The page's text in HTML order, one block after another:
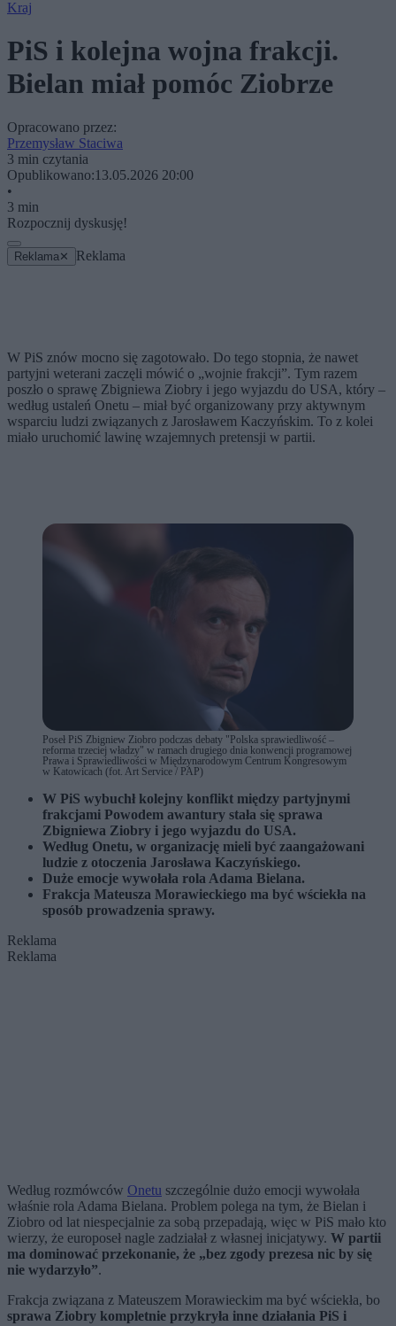
Kraj
PiS i kolejna wojna frakcji.
Bielan miał pomóc Ziobrze
Opracowano przez:
Przemysław Staciwa
3 min czytania
Opublikowano:13.05.2026 20:00
•
3 min
Rozpocznij dyskusję!
Reklama ✕ Reklama
W PiS znów mocno się zagotowało. Do tego stopnia, że nawet
partyjni weterani zaczęli mówić o „wojnie frakcji”. Tym razem
poszło o sprawę Zbigniewa Ziobry i jego wyjazdu do USA, który –
według ustaleń Onetu – miał być organizowany przy aktywnym
wsparciu ludzi związanych z Jarosławem Kaczyńskim. To z kolei
miało uruchomić lawinę wzajemnych pretensji w partii.
Poseł PiS Zbigniew Ziobro podczas debaty "Polska sprawiedliwość –
reforma trzeciej władzy" w ramach drugiego dnia konwencji programowej
Prawa i Sprawiedliwości w Międzynarodowym Centrum Kongresowym
w Katowicach (fot. Art Service / PAP)
W PiS wybuchł kolejny konflikt między partyjnymi
frakcjami Powodem awantury stała się sprawa
Zbigniewa Ziobry i jego wyjazdu do USA.
Według Onetu, w organizację mieli być zaangażowani
ludzie z otoczenia Jarosława Kaczyńskiego.
Duże emocje wywołała rola Adama Bielana.
Frakcja Mateusza Morawieckiego ma być wściekła na
sposób prowadzenia sprawy.
Reklama
Reklama
Według rozmówców Onetu szczególnie dużo emocji wywołała
właśnie rola Adama Bielana. Problem polega na tym, że Bielan i
Ziobro od lat niespecjalnie za sobą przepadają, więc w PiS mało kto
wierzy, że europoseł nagle zadziałał z własnej inicjatywy. W partii
ma dominować przekonanie, że „bez zgody prezesa nic by się
nie wydarzyło”.
Frakcja związana z Mateuszem Morawieckim ma być wściekła, bo
sprawa Ziobry kompletnie przykryła inne działania PiS i